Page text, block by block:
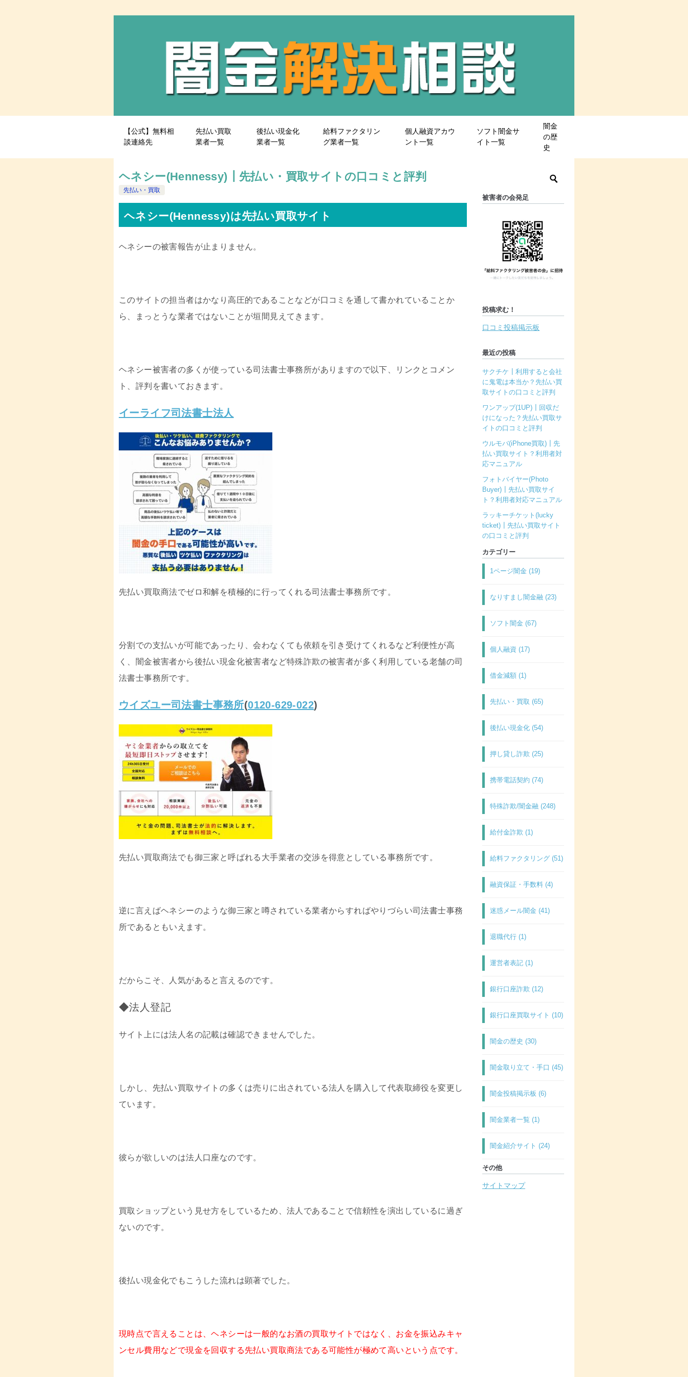
【公式】無料相
談連絡先
先払い買取
業者一覧
後払い現金化
業者一覧
給料ファクタリン
グ業者一覧
個人融資アカウ
ント一覧
ソフト闇金サ
イト一覧
闇金
の歴
史
ヘネシー(Hennessy)┃先払い・買取サイトの口コミと評判
先払い・買取
ヘネシー(Hennessy)は先払い買取サイト
ヘネシーの被害報告が止まりません。
このサイトの担当者はかなり高圧的であることなどが口コミを通して書かれていることか
ら、まっとうな業者ではないことが垣間見えてきます。
ヘネシー被害者の多くが使っている司法書士事務所がありますので以下、リンクとコメン
ト、評判を書いておきます。
イーライフ司法書士法人
先払い買取商法でゼロ和解を積極的に行ってくれる司法書士事務所です。
分割での支払いが可能であったり、会わなくても依頼を引き受けてくれるなど利便性が高
く、闇金被害者から後払い現金化被害者など特殊詐欺の被害者が多く利用している老舗の司
法書士事務所です。
ウイズユー司法書士事務所(0120-629-022)
先払い買取商法でも御三家と呼ばれる大手業者の交渉を得意としている事務所です。
逆に言えばヘネシーのような御三家と噂されている業者からすればやりづらい司法書士事務
所であるともいえます。
だからこそ、人気があると言えるのです。
◆法人登記
サイト上には法人名の記載は確認できませんでした。
しかし、先払い買取サイトの多くは売りに出されている法人を購入して代表取締役を変更し
ています。
彼らが欲しいのは法人口座なのです。
買取ショップという見せ方をしているため、法人であることで信頼性を演出しているに過ぎ
ないのです。
後払い現金化でもこうした流れは顕著でした。
現時点で言えることは、ヘネシーは一般的なお酒の買取サイトではなく、お金を振込みキャ
ンセル費用などで現金を回収する先払い買取商法である可能性が極めて高いという点です。
被害者の会発足
投稿求む！
口コミ投稿掲示板
最近の投稿
サクチケ┃利用すると会社
に鬼電は本当か？先払い買
取サイトの口コミと評判
ワンアップ(1UP)┃回収だ
けになった？先払い買取サ
イトの口コミと評判
ウルモバ(iPhone買取)┃先
払い買取サイト？利用者対
応マニュアル
フォトバイヤー(Photo
Buyer)┃先払い買取サイ
ト？利用者対応マニュアル
ラッキーチケット(lucky
ticket)┃先払い買取サイト
の口コミと評判
カテゴリー
1ページ闇金 (19)
なりすまし闇金融 (23)
ソフト闇金 (67)
個人融資 (17)
借金減額 (1)
先払い・買取 (65)
後払い現金化 (54)
押し貸し詐欺 (25)
携帯電話契約 (74)
特殊詐欺/闇金融 (248)
給付金詐欺 (1)
給料ファクタリング (51)
融資保証・手数料 (4)
迷惑メール闇金 (41)
退職代行 (1)
運営者表記 (1)
銀行口座詐欺 (12)
銀行口座買取サイト (10)
闇金の歴史 (30)
闇金取り立て・手口 (45)
闇金投稿掲示板 (6)
闇金業者一覧 (1)
闇金紹介サイト (24)
その他
サイトマップ